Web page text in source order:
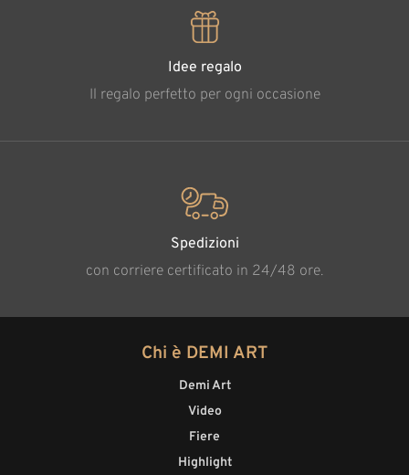
Idee regalo
Il regalo perfetto per ogni occasione
Spedizioni
con corriere certificato in 24/48 ore.
Chi è DEMI ART
Demi Art
Video
Fiere
Highlight